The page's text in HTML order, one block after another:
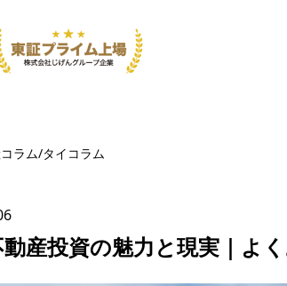
ラム/タイ コラム
産投資の魅力と現実｜よ